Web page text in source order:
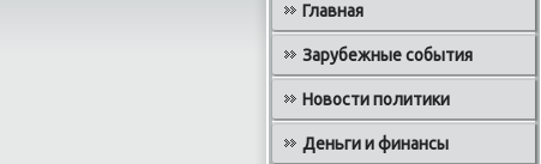
Главная
Зарубежные события
Новости политики
Деньги и финансы